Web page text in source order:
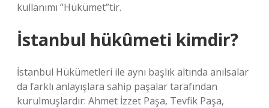
kullanımı “Hükümet”tir.
İstanbul hükûmeti kimdir?
İstanbul Hükümetleri ile aynı başlık altında anılsalar
da farklı anlayışlara sahip paşalar tarafından
kurulmuşlardır: Ahmet İzzet Paşa, Tevfik Paşa,